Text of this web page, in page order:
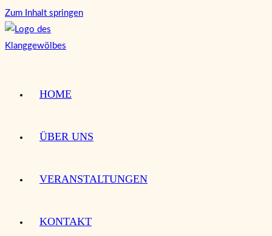
Zum Inhalt springen
HOME
ÜBER UNS
VERANSTALTUNGEN
KONTAKT